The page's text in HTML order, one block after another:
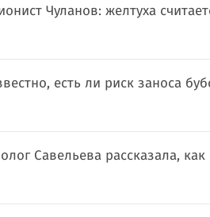
Чуланов: желтуха
есть ли риск заноса
Савельева рассказала,